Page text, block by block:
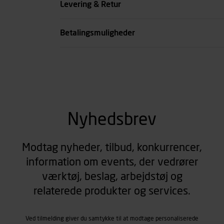
Levering & Retur
Betalingsmuligheder
Nyhedsbrev
Modtag nyheder, tilbud, konkurrencer,
information om events, der vedrører
værktøj, beslag, arbejdstøj og
relaterede produkter og services.
Ved tilmelding giver du samtykke til at modtage personaliserede